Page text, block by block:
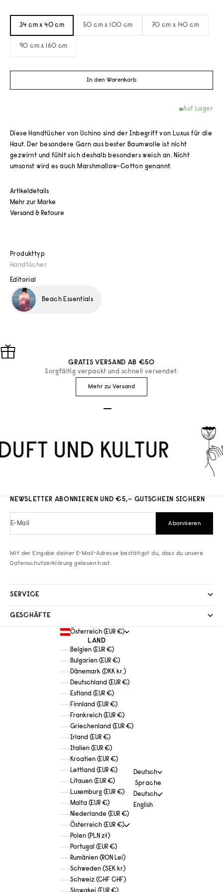
Produkttyp
Handtücher
Editorial
Beach Essentials
34 cm x 40 cm 50 cm x 100 cm 70 cm x 140 cm
90 cm x 160 cm
In den Warenkorb
Auf Lager
Diese Handtücher von Uchino sind der Inbegriff von Luxus für die
Haut. Der besondere Garn aus bester Baumwolle ist nicht
gezwirnt und fühlt sich deshalb besonders weich an. Nicht
umsonst wird es auch Marshmallow-Cotton genannt.
Artikeldetails
Mehr zur Marke
Versand & Retoure
GRATIS VERSAND AB €50
Sorgfältig verpackt und schnell versendet.
Mehr zu Versand
UND KULTUR
NEWSLETTER ABONNIEREN UND €5,– GUTSCHEIN SICHERN
E-Mail Abonnieren
Mit der Eingabe deiner E-Mail-Adresse bestätigst du, dass du unsere
Datenschutzerklärung gelesen hast.
SERVICE
GESCHÄFTE
Österreich (EUR €)
LAND
Belgien (EUR €)
Bulgarien (EUR €)
Dänemark (DKK kr.)
Deutschland (EUR €)
Estland (EUR €)
Finnland (EUR €)
Frankreich (EUR €)
Griechenland (EUR €)
Irland (EUR €)
Italien (EUR €)
Kroatien (EUR €)
Lettland (EUR €)
Litauen (EUR €)
Luxemburg (EUR €)
Malta (EUR €)
Niederlande (EUR €)
Österreich (EUR €)
Polen (PLN zł)
Portugal (EUR €)
Rumänien (RON Lei)
Schweden (SEK kr)
Schweiz (CHF CHF)
Deutsch
Sprache
Deutsch
English